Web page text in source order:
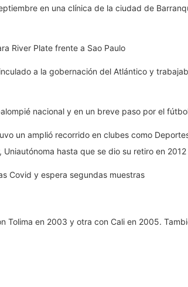
en una clínica de la ciudad de
River Plate frente a Sao Paulo
a la gobernación del Atlántico y
nacional y en un breve paso por el
un amplió recorrido en clubes como
hasta que se dio su retiro en
Covid y espera segundas muestras
Tolima en 2003 y otra con Cali en 2005.